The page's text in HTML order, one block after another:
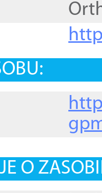
O